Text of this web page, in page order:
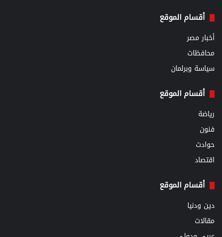
أقسام الموقع
أخبار مصر
محافظات
سياسة وبرلمان
أقسام الموقع
رياضة
فنون
حوادث
اقتصاد
أقسام الموقع
دين ودنيا
مقالات